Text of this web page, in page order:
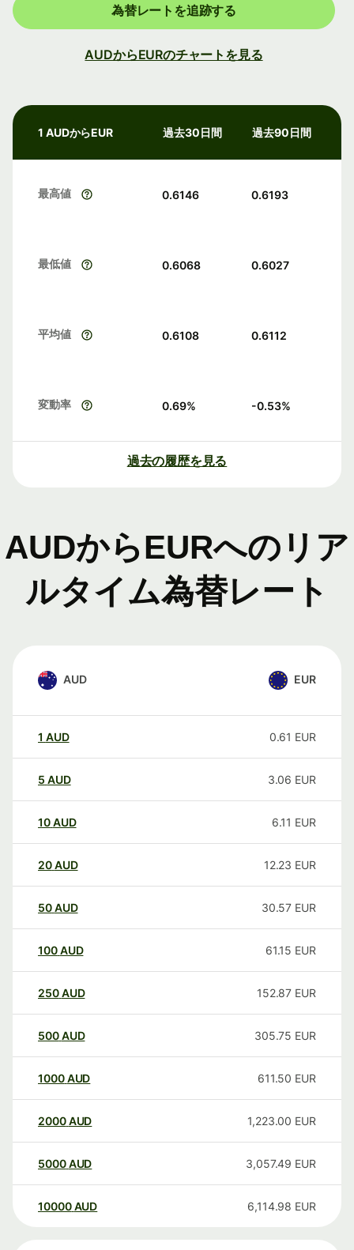
為替レートを追跡する
AUDからEURのチャートを見る
1 AUDからEUR 過去30日間 過去90日間
最高値 0.6146 0.6193
最低値 0.6068 0.6027
平均値 0.6108 0.6112
変動率 0.69% -0.53%
過去の履歴を見る
AUDからEURへのリア
ルタイム為替レート
AUD EUR
1 AUD 0.61 EUR
5 AUD 3.06 EUR
10AUD 6.11 EUR
20AUD 12.23 EUR
50AUD 30.57 EUR
100AUD 61.15 EUR
250AUD 152.87 EUR
500AUD 305.75 EUR
1000AUD 611.50 EUR
2000AUD 1,223.00 EUR
5000AUD 3,057.49 EUR
10000 AUD 6,114.98 EUR